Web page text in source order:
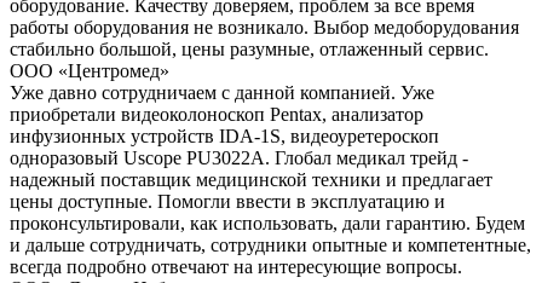
оборудование. Качеству доверяем, проблем за все время
работы оборудования не возникало. Выбор медоборудования
стабильно большой, цены разумные, отлаженный сервис.
ООО «Центромед»
Уже давно сотрудничаем с данной компанией. Уже
приобретали видеоколоноскоп Pentax, анализатор
инфузионных устройств IDA-1S, видеоуретероскоп
одноразовый Uscope PU3022A. Глобал медикал трейд -
надежный поставщик медицинской техники и предлагает
цены доступные. Помогли ввести в эксплуатацию и
проконсультировали, как использовать, дали гарантию. Будем
и дальше сотрудничать, сотрудники опытные и компетентные,
всегда подробно отвечают на интересующие вопросы.